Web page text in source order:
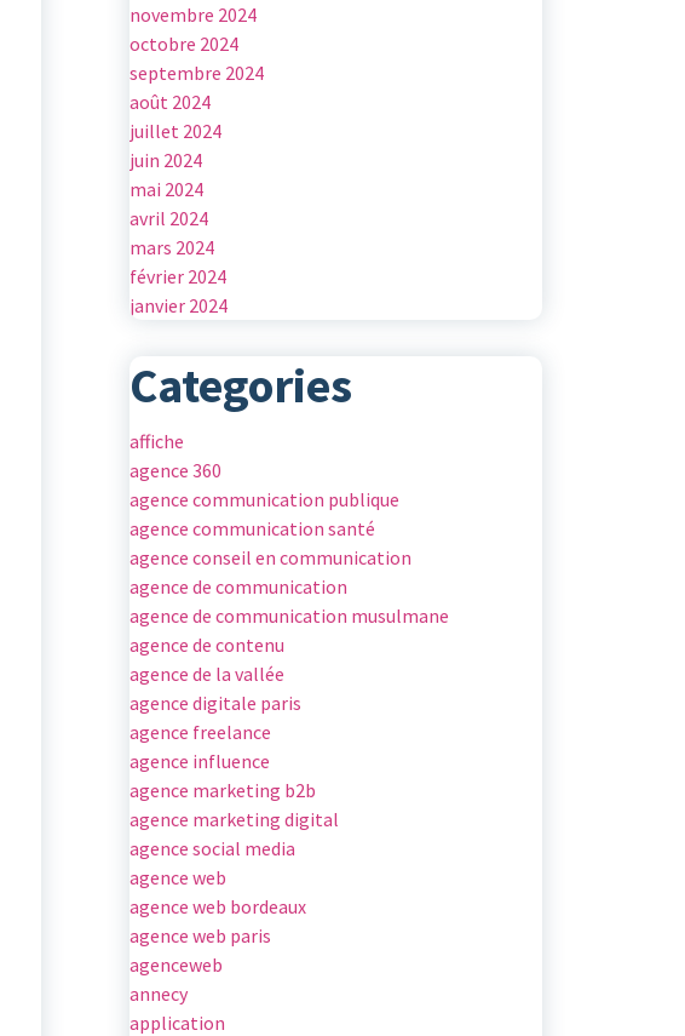
novembre 2024
octobre 2024
septembre 2024
août 2024
juillet 2024
juin 2024
mai 2024
avril 2024
mars 2024
février 2024
janvier 2024
Categories
affiche
agence 360
agence communication publique
agence communication santé
agence conseil en communication
agence de communication
agence de communication musulmane
agence de contenu
agence de la vallée
agence digitale paris
agence freelance
agence influence
agence marketing b2b
agence marketing digital
agence social media
agence web
agence web bordeaux
agence web paris
agenceweb
annecy
application